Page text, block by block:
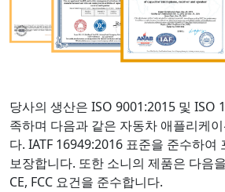
당사의 생산은 ISO 9001:2015 및 ISO
족하며 다음과 같은 자동차 애플리케
다. IATF 16949:2016 표준을 준수하여
보장합니다. 또한 소니의 제품은 다음
CE, FCC 요건을 준수합니다.